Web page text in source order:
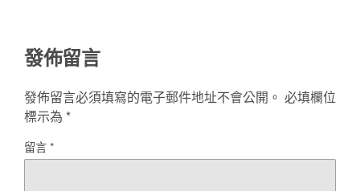
發佈留言
發佈留言必須填寫的電子郵件地址不會公開。 必填欄位
標示為 *
留言*